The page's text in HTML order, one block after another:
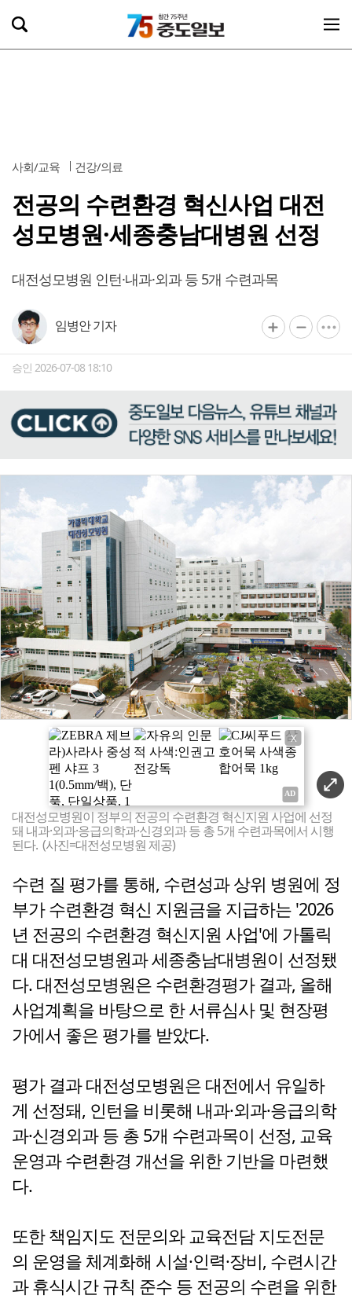
사회/교육 건강/의료
전공의 수련환경 혁신사업 대전
성모병원·세종충남대병원 선정
대전성모병원 인턴·내과·외과 등 5개 수련과목
임병안 기자
승인 2026-07-08 18:10
X
대전성모병원이 정부의 전공의 수련환경 혁신지원 사업에 선정
돼 내과·외과·응급의학과·신경외과 등 총 5개 수련과목에서 시행
된다. (사진=대전성모병원 제공)
수련 질 평가를 통해, 수련성과 상위 병원에 정
부가 수련환경 혁신 지원금을 지급하는 '2026
년 전공의 수련환경 혁신지원 사업'에 가톨릭
대 대전성모병원과 세종충남대병원이 선정됐
다. 대전성모병원은 수련환경평가 결과, 올해
사업계획을 바탕으로 한 서류심사 및 현장평
가에서 좋은 평가를 받았다.
평가 결과 대전성모병원은 대전에서 유일하
게 선정돼, 인턴을 비롯해 내과·외과·응급의학
과·신경외과 등 총 5개 수련과목이 선정, 교육
운영과 수련환경 개선을 위한 기반을 마련했
다.
또한 책임지도 전문의와 교육전담 지도전문
의 운영을 체계화해 시설·인력·장비, 수련시간
과 휴식시간 규칙 준수 등 전공의 수련을 위한